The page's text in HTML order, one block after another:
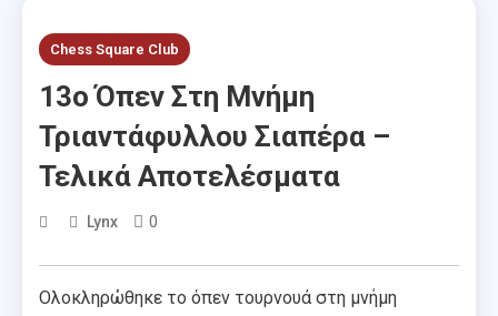
Chess Square Club
13o Όπεν Στη Μνήμη
Τριαντάφυλλου Σιαπέρα –
Τελικά Αποτελέσματα
Lynx 0
Ολοκληρώθηκε το όπεν τουρνουά στη μνήμη